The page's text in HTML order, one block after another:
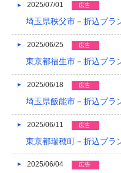
2017/07
2017/04
2017/03
2017/01
2016/12
2025/07/01 広告
埼玉県秩父市－折込プラ
2025/06/25 広告
東京都福生市－折込プラ
2025/06/18 広告
埼玉県飯能市－折込プラ
2025/06/11 広告
東京都瑞穂町－折込プラ
2025/06/04 広告